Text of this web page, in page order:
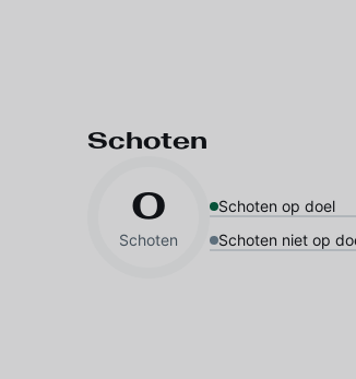
Schoten
0
Schoten
Schoten op doel
Schoten niet op